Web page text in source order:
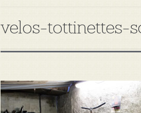
velos-tottinettes-